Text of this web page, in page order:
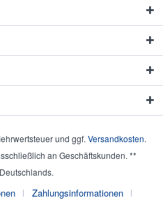
und ggf. Versandkosten.
an Geschäftskunden. **
Zahlungsinformationen